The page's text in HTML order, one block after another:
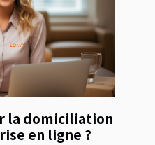
la domiciliation
en ligne ?